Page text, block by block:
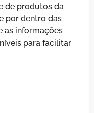
de produtos da
por dentro das
as informações
para facilitar